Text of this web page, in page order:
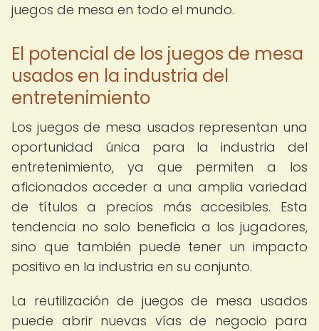
juegos de mesa en todo el mundo.
El potencial de los juegos de mesa
usados en la industria del
entretenimiento
Los juegos de mesa usados representan una
oportunidad única para la industria del
entretenimiento, ya que permiten a los
aficionados acceder a una amplia variedad
de títulos a precios más accesibles. Esta
tendencia no solo beneficia a los jugadores,
sino que también puede tener un impacto
positivo en la industria en su conjunto.
La reutilización de juegos de mesa usados
puede abrir nuevas vías de negocio para